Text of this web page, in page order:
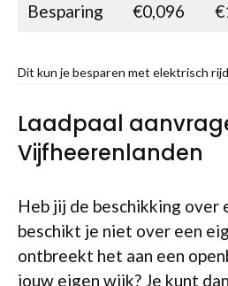
Besparing €0,096
Dit kun je besparen met elektrisch
Laadpaal
Vijfheerenlanden
Heb jij de beschikking over
beschikt je niet over een
ontbreekt het aan een
jouw eigen wijk? Je kunt